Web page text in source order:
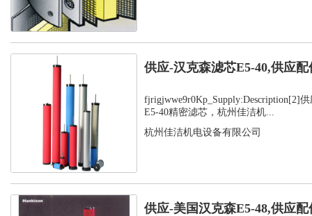
供应-汉克森滤芯E5-40,供应配
fjrigjwwe9r0Kp_Supply:Description[2]
E5-40精密滤芯，杭州佳洁机...
杭州佳洁机电设备有限公司
供应-美国汉克森E5-48,供应配